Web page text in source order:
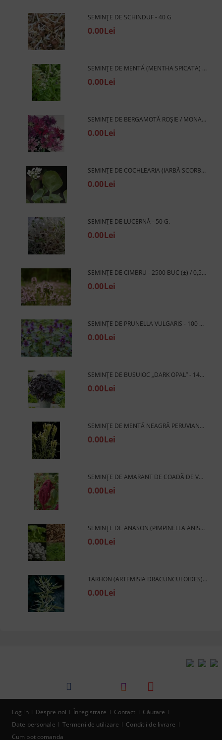
SEMINȚE DE SCHINDUF - 40 G
0.00Lei
SEMINȚE DE MENTĂ (MENTHA SPICATA) - 2500 BUC. / 0,2 G.
0.00Lei
SEMINȚE DE BERGAMOTĂ ROȘIE / MONARDA - 350 BUC. (±) / 2 G
0.00Lei
SEMINȚE DE COCHLEARIA (IARBĂ SCORBUT) - 1 G.
0.00Lei
SEMINȚE DE LUCERNĂ - 50 G.
0.00Lei
SEMINȚE DE CIMBRU - 2500 BUC (±) / 0,5 G
0.00Lei
SEMINȚE DE PRUNELLA VULGARIS - 100 BUC. (±) / 0,2 G
0.00Lei
SEMINȚE DE BUSUIOC „DARK OPAL” - 1400 BUC. (±) / 2 G.
0.00Lei
SEMINȚE DE MENTĂ NEAGRĂ PERUVIANĂ (PICANTĂ) - 6000 BUC. (±) / 5 G.
0.00Lei
SEMINȚE DE AMARANT DE COADĂ DE VULPE - ROȘII 2G.
0.00Lei
SEMINȚE DE ANASON (PIMPINELLA ANISUM) - 1000 BUC. (±) / 5 G.
0.00Lei
TARHON (ARTEMISIA DRACUNCULOIDES) - 2500 BUC. (±) / 0,5 G SEMINȚE
0.00Lei
Log in Despre noi Înregistrare Contact
Căutare
Date personale
Termeni de utilizare
Conditii de livrare
Cum pot comanda